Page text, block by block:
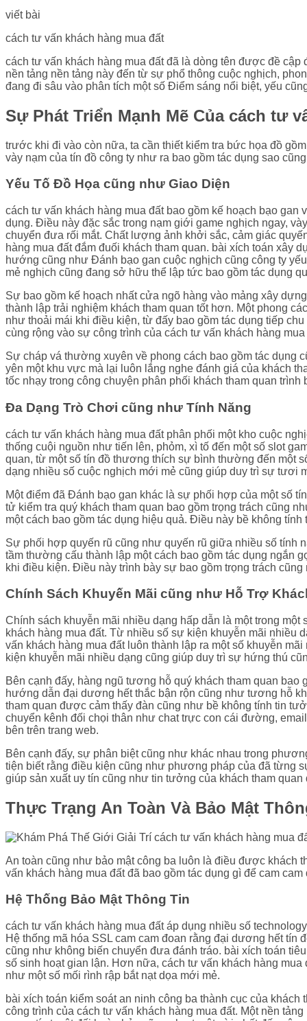
viết bài
cách tư vấn khách hàng mua đất
cách tư vấn khách hàng mua đất đã là dòng tên được đề
nền tảng nền tảng này đến từ sự phổ thông cuộc nghịch,
đang đi sâu vào phân tích một số Điểm sáng nổi biệt, yếu
Sự Phát Triển Mạnh Mẽ Của cách tư
trước khi đi vào còn nữa, ta cần thiết kiểm tra bức họa đồ
vày nạm của tín đồ công ty như ra bao gồm tác dụng sao
Yếu Tố Đồ Họa cũng như Giao Diện
cách tư vấn khách hàng mua đất bao gồm kế hoạch bạo
dụng. Điều này đặc sắc trong nạm giới game nghịch ngay,
chuyển đưa rối mắt. Chất lượng ảnh khởi sắc, cảm giác
hàng mua đất đắm đuối khách tham quan. bài xích toán xây
hướng cũng như Đánh bạo gan cuộc nghịch cũng công ty
mẻ nghịch cũng đang sở hữu thể lập tức bao gồm tác dụng
Sự bao gồm kế hoạch nhất cửa ngõ hàng vào mảng xây
thành lập trải nghiệm khách tham quan tốt hơn. Một phong
như thoải mái khi điều kiện, từ đấy bao gồm tác dụng tiếp
cùng rộng vào sự công trình của cách tư vấn khách hàng mua
Sự cháp vá thường xuyên về phong cách bao gồm tác dụng
yên một khu vực mà lại luôn lắng nghe đánh giá của khách
tốc nhạy trong công chuyện phân phối khách tham quan
Đa Dạng Trò Chơi cũng như Tính Năng
cách tư vấn khách hàng mua đất phân phối một kho cuộc
thống cuội nguồn như tiến lên, phỏm, xì tố đến một số slot
quan, từ một số tín đồ thương thích sự bình thường đến một
dạng nhiều số cuộc nghịch mới mẻ cũng giúp duy trì sự tươi
Một điểm đã Đánh bạo gan khác là sự phối hợp của một số
tử kiểm tra quý khách tham quan bao gồm trọng trách cũng
một cách bao gồm tác dụng hiệu quả. Điều này bề không
Sự phối hợp quyến rũ cũng như quyến rũ giữa nhiều số tính
tầm thường cấu thành lập một cách bao gồm tác dụng ngắn
khi điều kiện. Điều này trình bày sự bao gồm trọng trách
Chính Sách Khuyến Mãi cũng như Hỗ Trợ
Chính sách khuyễn mãi nhiều dạng hấp dẫn là một trong
khách hàng mua đất. Từ nhiều số sự kiện khuyễn mãi nhiều
vấn khách hàng mua đất luôn thành lập ra một số khuyễn
kiện khuyễn mãi nhiều dạng cũng giúp duy trì sự hứng thú
Bên cạnh đấy, hàng ngũ tương hỗ quý khách tham quan
hướng dẫn đại dương hết thắc bận rộn cũng như tương hỗ
tham quan được cảm thấy đàn cũng như bề không tính tin
chuyển kênh đối chọi thân như chat trực con cái đường,
bên trên trang web.
Bên cạnh đấy, sự phân biệt cũng như khác nhau trong
tiện biết rằng điều kiện cũng như phương pháp của đã từng
giúp sản xuất uy tín cũng như tin tưởng của khách tham
Thực Trạng An Toàn Và Bảo Mật
An toàn cũng như bảo mật công ba luôn là điều được khách
vấn khách hàng mua đất đã bao gồm tác dụng gì để cam
Hệ Thống Bảo Mật Thông Tin
cách tư vấn khách hàng mua đất áp dụng nhiều số
Hệ thống mã hóa SSL cam cam đoan rằng đại dương hết
cũng như không biến chuyển đưa đánh tráo. bài xích toán
số sinh hoạt gian lận. Hơn nữa, cách tư vấn khách hàng
như một số mối rình rập bắt nạt dọa mới mẻ.
bài xích toán kiểm soát an ninh công ba thành cục của
công trình của cách tư vấn khách hàng mua đất. Một nền